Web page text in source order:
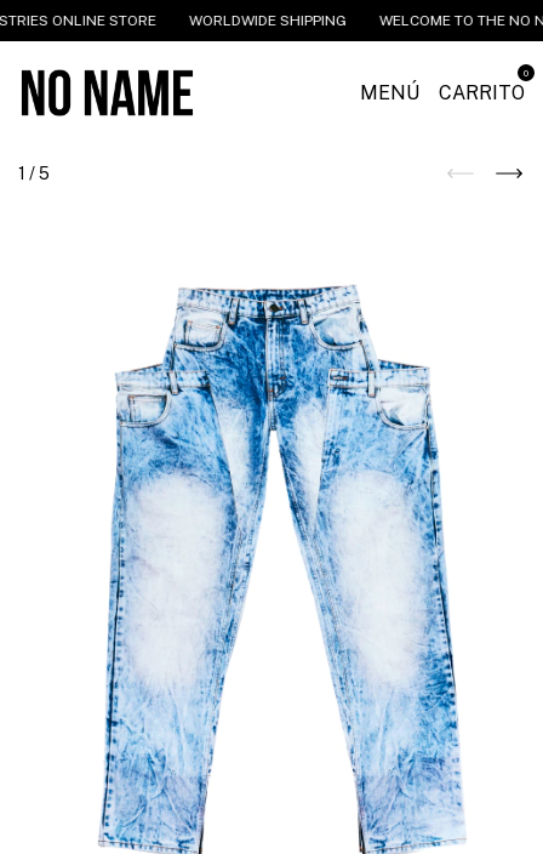
ONLINE STORE WORLDWIDE SHIPPING WELCOME TO THE NO NAME
MENÚ CARRITO
0
1 /5